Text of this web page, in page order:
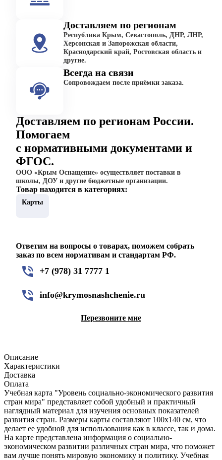
Доставляем по регионам
Республика Крым, Севастополь, ДНР, ЛНР,
Херсонская и Запорожская области,
Краснодарский край, Ростовская область и
другие.
Всегда на связи
Сопровождаем после приёмки заказа.
Доставляем по регионам России.
Помогаем
с нормативными документами и
ФГОС.
ООО «Крым Оснащение» осуществляет поставки в
школы, ДОУ и другие бюджетные организации.
Товар находится в категориях:
Карты
Ответим на вопросы о товарах, поможем собрать
заказ по всем нормативам и стандартам РФ.
+7 (978) 31 7777 1
info@krymosnashchenie.ru
Перезвоните мне
Описание
Характеристики
Доставка
Оплата
Учебная карта "Уровень социально-экономического развития
стран мира" представляет собой удобный и практичный
наглядный материал для изучения основных показателей
развития стран. Размеры карты составляют 100х140 см, что
делает ее удобной для использования как в классе, так и дома.
На карте представлена информация о социально-
экономическом развитии различных стран мира, что поможет
вам лучше понять мировую экономику и политику. Учебная